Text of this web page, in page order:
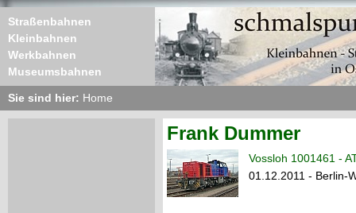
Straßenbahnen
Kleinbahnen
Werkbahnen
Museumsbahnen
Sie sind hier: Home
Frank Dummer
Vossloh 1001461 -
01.12.2011 - Berlin-